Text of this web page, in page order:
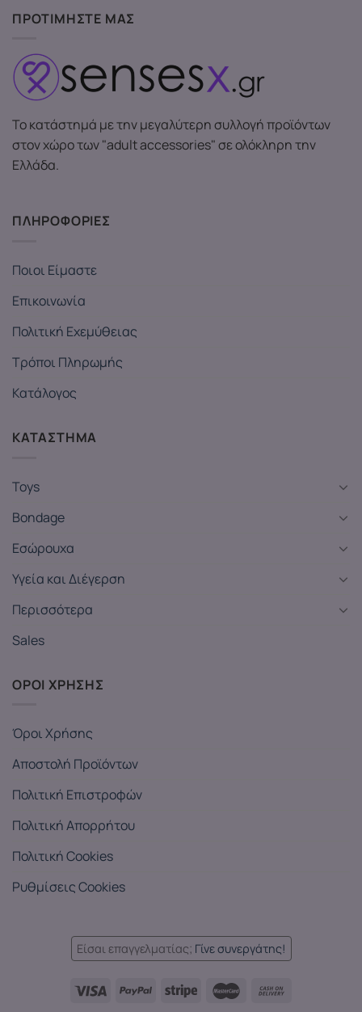
ΠΡΟΤΙΜΗΣΤΕ ΜΑΣ
Το κατάστημά με την μεγαλύτερη συλλογή προϊόντων
στον χώρο των "adult accessories" σε ολόκληρη την
Ελλάδα.
ΠΛΗΡΟΦΟΡΙΕΣ
Ποιοι Είμαστε
Επικοινωνία
Πολιτική Εχεμύθειας
Τρόποι Πληρωμής
Κατάλογος
ΚΑΤΑΣΤΗΜΑ
Toys
Bondage
Εσώρουχα
Υγεία και Διέγερση
Περισσότερα
Sales
ΟΡΟΙ ΧΡΗΣΗΣ
Όροι Χρήσης
Αποστολή Προϊόντων
Πολιτική Επιστροφών
Πολιτική Απορρήτου
Πολιτική Cookies
Ρυθμίσεις Cookies
Είσαι επαγγελματίας; Γίνε συνεργάτης!